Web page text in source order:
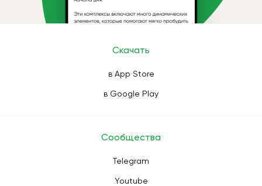
Скачать
в App Store
в Google Play
Сообщества
Telegram
Youtube